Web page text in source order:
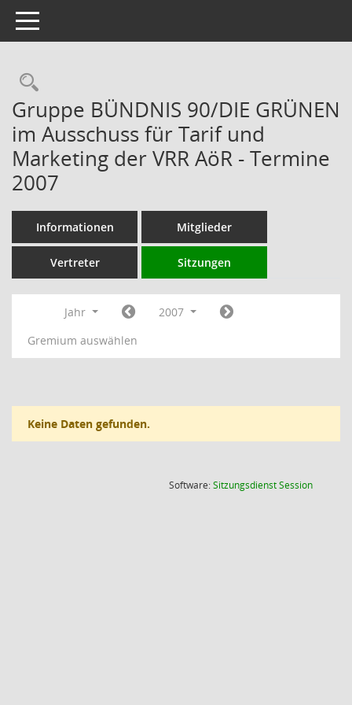
Toggle navigation
Rechercheauswahl
Gruppe BÜNDNIS 90/DIE GRÜNEN
im Ausschuss für Tarif und
Marketing der VRR AöR - Termine
2007
Informationen Mitglieder
Vertreter Sitzungen
Jahr
2007
Gremium auswählen
Keine Daten gefunden.
Software:SitzungsdienstSession(Wird in